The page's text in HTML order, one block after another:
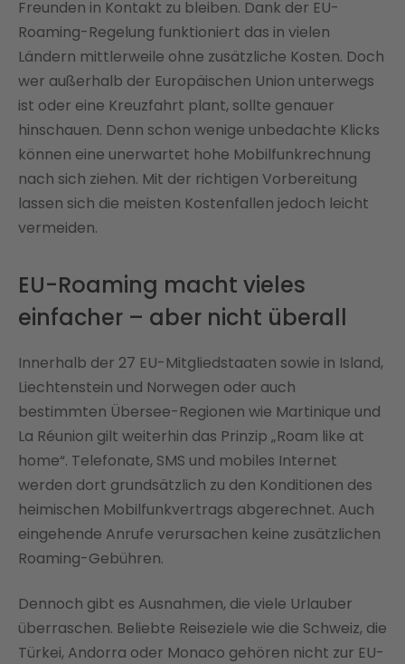
Freunden in Kontakt zu bleiben. Dank der EU-
Roaming-Regelung funktioniert das in vielen
Ländern mittlerweile ohne zusätzliche Kosten. Doch
wer außerhalb der Europäischen Union unterwegs
ist oder eine Kreuzfahrt plant, sollte genauer
hinschauen. Denn schon wenige unbedachte Klicks
können eine unerwartet hohe Mobilfunkrechnung
nach sich ziehen. Mit der richtigen Vorbereitung
lassen sich die meisten Kostenfallen jedoch leicht
vermeiden.
EU-Roaming macht vieles
einfacher – aber nicht überall
Innerhalb der 27 EU-Mitgliedstaaten sowie in Island,
Liechtenstein und Norwegen oder auch
bestimmten Übersee-Regionen wie Martinique und
La Réunion gilt weiterhin das Prinzip „Roam like at
home“. Telefonate, SMS und mobiles Internet
werden dort grundsätzlich zu den Konditionen des
heimischen Mobilfunkvertrags abgerechnet. Auch
eingehende Anrufe verursachen keine zusätzlichen
Roaming-Gebühren.
Dennoch gibt es Ausnahmen, die viele Urlauber
überraschen. Beliebte Reiseziele wie die Schweiz, die
Türkei, Andorra oder Monaco gehören nicht zur EU-